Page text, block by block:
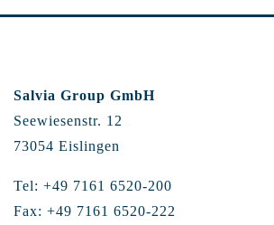
Salvia Group GmbH
Seewiesenstr. 12
73054 Eislingen
Tel: +49 7161 6520-200
Fax: +49 7161 6520-222